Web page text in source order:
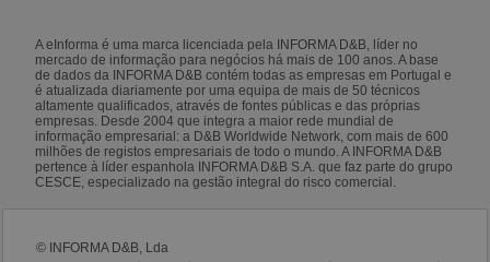
A eInforma é uma marca licenciada pela INFORMA D&B, líder no
mercado de informação para negócios há mais de 100 anos. A base
de dados da INFORMA D&B contém todas as empresas em Portugal e
é atualizada diariamente por uma equipa de mais de 50 técnicos
altamente qualificados, através de fontes públicas e das próprias
empresas. Desde 2004 que integra a maior rede mundial de
informação empresarial: a D&B Worldwide Network, com mais de 600
milhões de registos empresariais de todo o mundo. A INFORMA D&B
pertence à líder espanhola INFORMA D&B S.A. que faz parte do grupo
CESCE, especializado na gestão integral do risco comercial.
© INFORMA D&B, Lda